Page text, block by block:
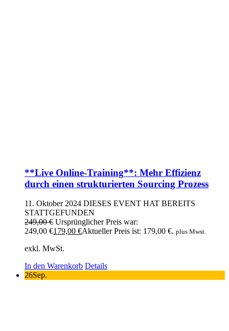
**Live Online-Training**: Mehr Effizienz
durch einen strukturierten Sourcing Prozess
11. Oktober 2024 DIESES EVENT HAT BEREITS
STATTGEFUNDEN
249,00€ Ursprünglicher Preis war:
249,00 €179,00 €Aktueller Preis ist: 179,00 €. plus Mwst.
exkl. MwSt.
In den Warenkorb Details
26Sep.